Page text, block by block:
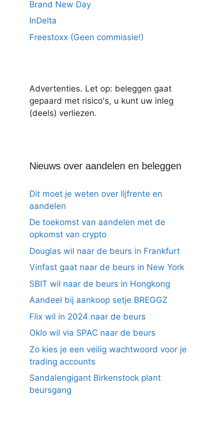
Brand New Day
InDelta
Freestoxx (Geen commissie!)
Advertenties. Let op: beleggen gaat
gepaard met risico's, u kunt uw inleg
(deels) verliezen.
Nieuws over aandelen en beleggen
Dit moet je weten over lijfrente en
aandelen
De toekomst van aandelen met de
opkomst van crypto
Douglas wil naar de beurs in Frankfurt
Vinfast gaat naar de beurs in New York
SBIT wil naar de beurs in Hongkong
Aandeel bij aankoop setje BREGGZ
Flix wil in 2024 naar de beurs
Oklo wil via SPAC naar de beurs
Zo kies je een veilig wachtwoord voor je
trading accounts
Sandalengigant Birkenstock plant
beursgang